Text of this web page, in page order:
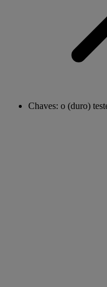
Chaves: o (duro)